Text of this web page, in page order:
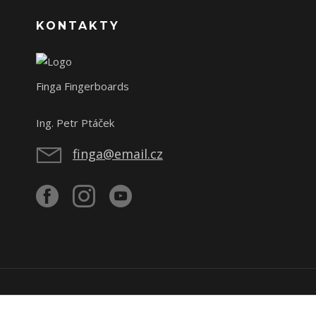
KONTAKTY
Finga Fingerboards
Ing. Petr Ptáček
finga@email.cz